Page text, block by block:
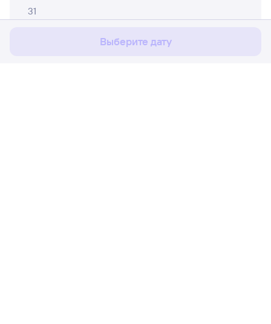
31
Выберите дату